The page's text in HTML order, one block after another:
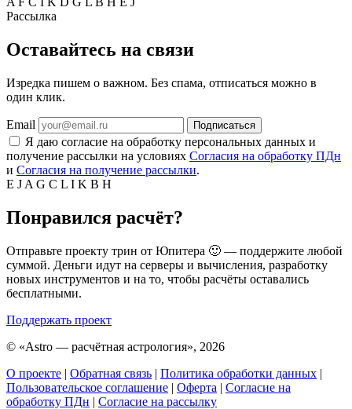
Рассылка
Оставайтесь на связи
Изредка пишем о важном. Без спама, отписаться можно в
один клик.
Email Подписаться
Я даю согласие на обработку персональных данных и
получение рассылки на условиях Согласия на обработку ПДн
и Согласия на получение рассылки.
E J A G C L I K B H
Понравился расчёт?
Отправьте проекту трин от Юпитера 🙂 — поддержите любой
суммой. Деньги идут на серверы и вычисления, разработку
новых инструментов и на то, чтобы расчёты оставались
бесплатными.
Поддержать проект
© «Astro — расчётная астрология», 2026
О проекте | Обратная связь | Политика обработки данных |
Пользовательское соглашение | Оферта | Согласие на
обработку ПДн | Согласие на рассылку